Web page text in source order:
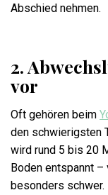
Abschied nehmen.
2.
vor
Oft gehören beim
den schwierigsten
wird rund 5 bis 20
Boden entspannt
besonders